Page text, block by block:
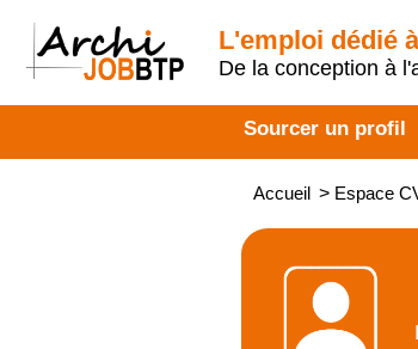
L'emploi dédié
De la conception à
Sourcer un profil
Accueil > Espace